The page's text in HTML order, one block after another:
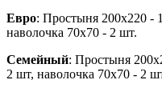
Евро: Простыня 200х220 -
наволочка 70х70 - 2 шт.
Семейный: Простыня
2 шт, наволочка 70х70 - 2